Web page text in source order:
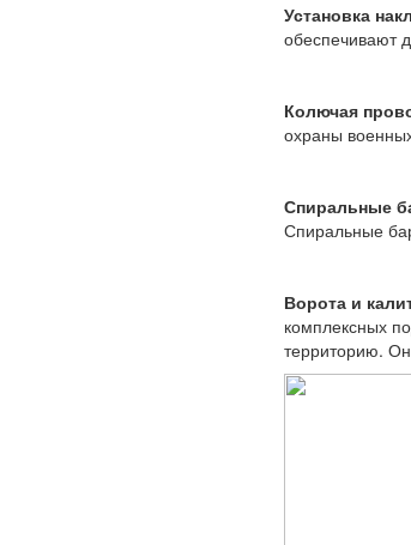
Установка
обеспечивают
Колючая
охраны
Спиральные
Спиральные
Ворота и
комплексных
территорию.